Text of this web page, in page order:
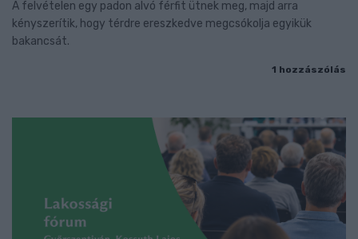
A felvételen egy padon alvó férfit ütnek meg, majd arra
kényszerítik, hogy térdre ereszkedve megcsókolja egyikük
bakancsát.
1 hozzászólás